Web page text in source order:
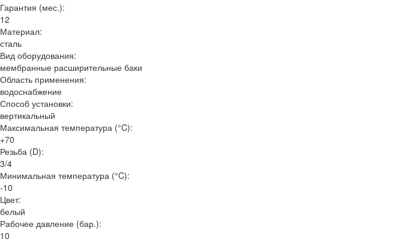
Гарантия (мес.):
12
Материал:
сталь
Вид оборудования:
мембранные расширительные баки
Область применения:
водоснабжение
Способ установки:
вертикальный
Максимальная температура (°C):
+70
Резьба (D):
3/4
Минимальная температура (°C):
-10
Цвет:
белый
Рабочее давление (бар.):
10